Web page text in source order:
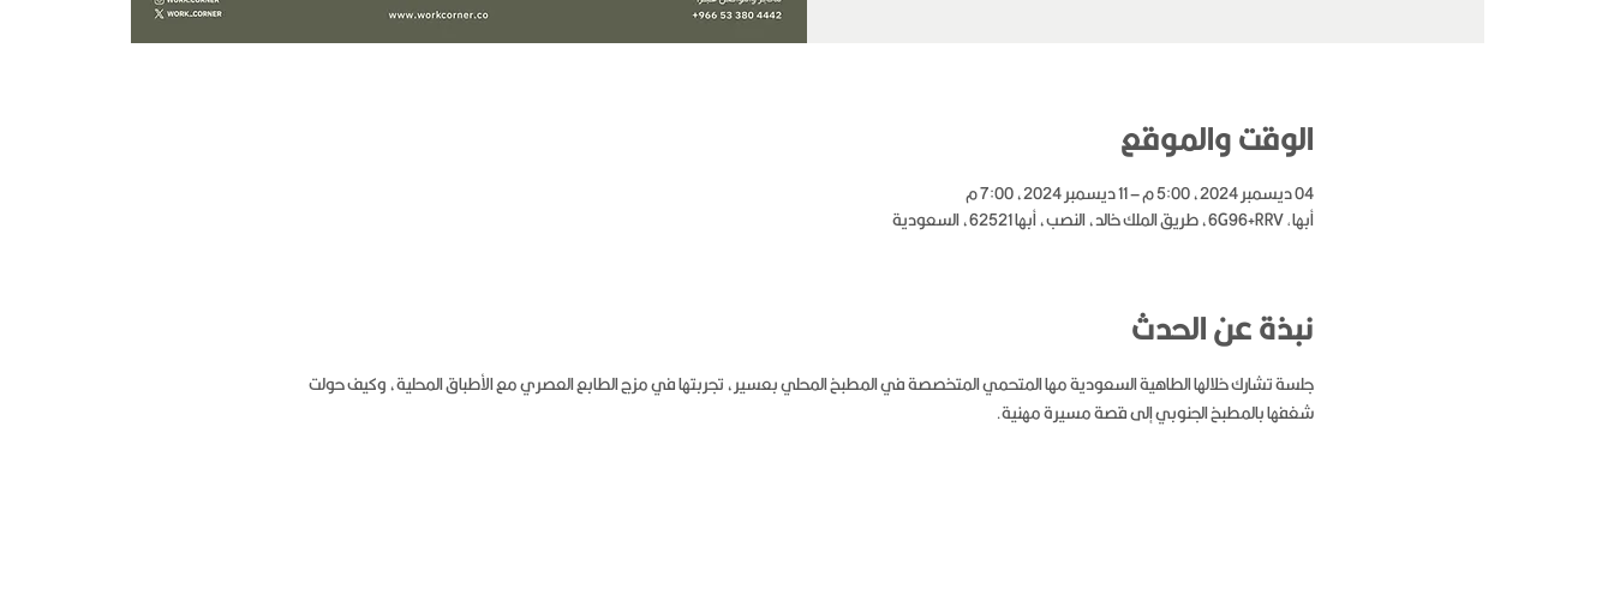
الوقت والموقع
04 ديسمبر 2024، 5:00 م – 11 ديسمبر 2024، 7:00 م
أبها, 6G96+RRV، طريق الملك خالد، النصب، أبها 62521، السعودية
نبذة عن الحدث
جلسة تشارك خلالها الطاهية السعودية مها المتحمي المتخصصة في المطبخ المحلي بعسير، تجربتها في مزج الطابع العصري مع الأطباق المحلية، وكيف حولت
شغفها بالمطبخ الجنوبي إلى قصة مسيرة مهنية.